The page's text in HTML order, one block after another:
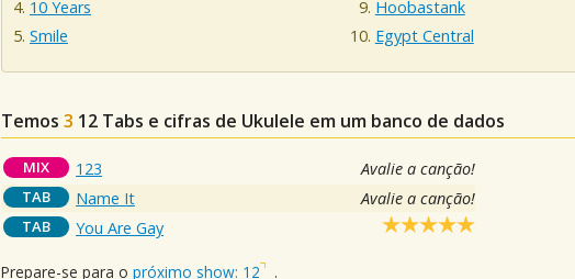
10 Years
Smile
Hoobastank
Egypt Central
Temos 3 12 Tabs e cifras de Ukulele em um banco de dados
MIX 123 Avalie a canção!
TAB Name It Avalie a canção!
TAB You Are Gay
Prepare-se para o próximo show: 12 .